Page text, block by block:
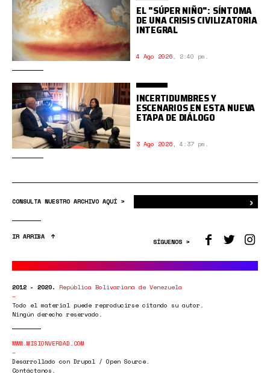
EL "SÚPER NIÑO": SÍNTOMA
DE UNA CRISIS CIVILIZATORIA
INTEGRAL
4 Ago 2026, 2:40 pm.
INCERTIDUMBRES Y
ESCENARIOS EN ESTA NUEVA
ETAPA DE DIÁLOGO
3 Ago 2026, 4:37 pm.
CONSULTA NUESTRO ARCHIVO AQUÍ > ›
IR ARRIBA
SÍGUENOS >
2012 - 2020. República Bolivariana de Venezuela
Todo el material puede reproducirse citando su autor.
Ningún derecho reservado.
WWW.MISIONVERDAD.COM
Desarrollado con Drupal / Open Source.
Contáctanos.